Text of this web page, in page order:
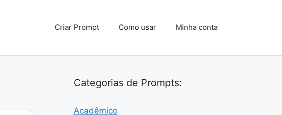
Criar Prompt Como usar Minha conta
Categorias de Prompts:
Acadêmico